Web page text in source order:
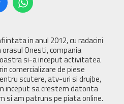
in anul 2012, cu radacini
orasul Onesti, compania
si-a inceput activitatea
comercializare de piese
scutere, atv-uri si drujbe,
inceput sa crestem datorita
si am patruns pe piata online.